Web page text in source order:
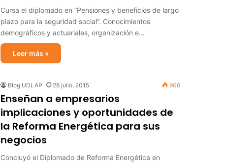
Cursa el diplomado en “Pensiones y beneficios de largo
plazo para la seguridad social”. Conocimientos
demográficos y actuariales, organización e…
Leer más »
Blog UDLAP 28 julio, 2015 906
Enseñan a empresarios
implicaciones y oportunidades de
la Reforma Energética para sus
negocios
Concluyó el Diplomado de Reforma Energética en